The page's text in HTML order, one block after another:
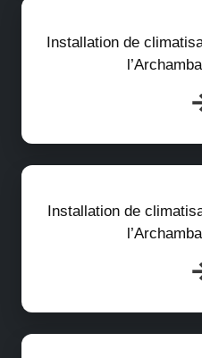
Installation de
Installation de